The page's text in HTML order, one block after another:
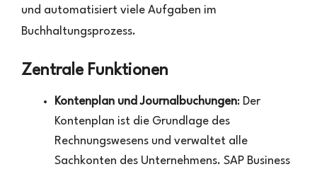
und automatisiert viele Aufgaben im
Buchhaltungsprozess.
Zentrale Funktionen
Kontenplan und Journalbuchungen: Der
Kontenplan ist die Grundlage des
Rechnungswesens und verwaltet alle
Sachkonten des Unternehmens. SAP Business